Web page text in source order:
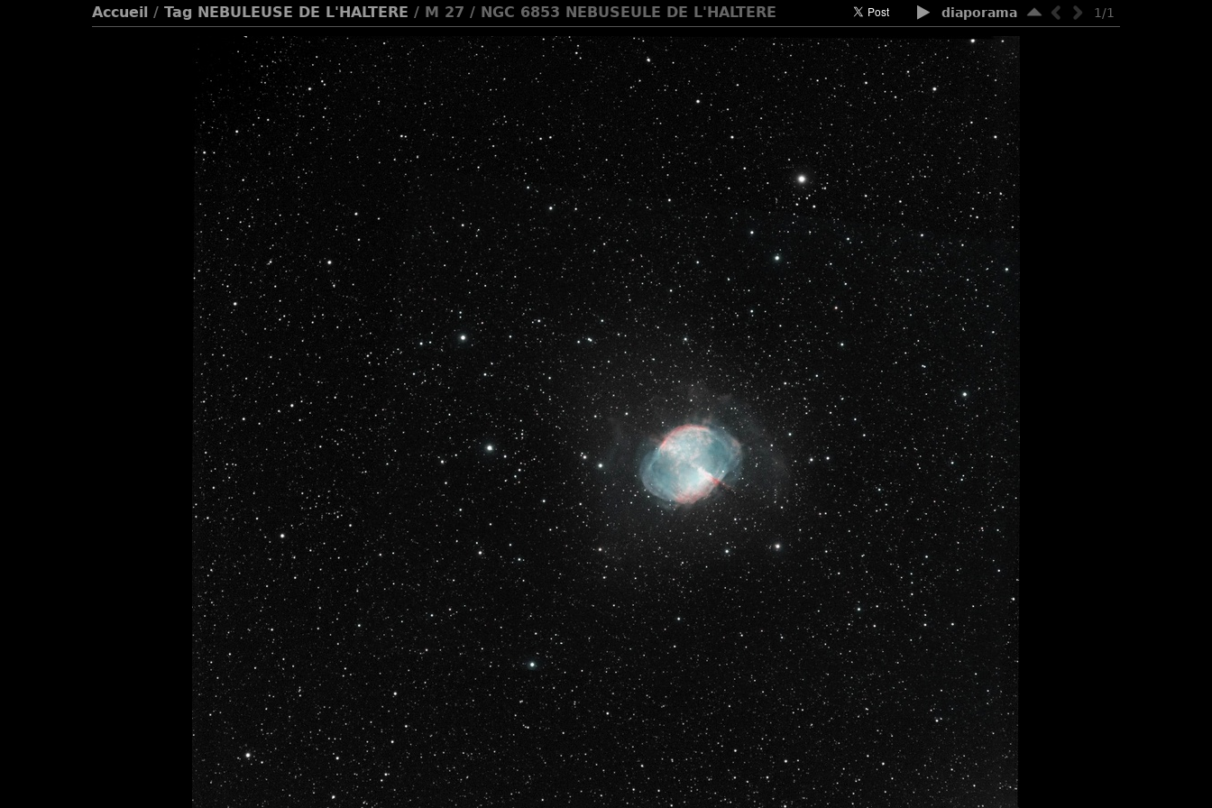
1/1
diaporama
Accueil / Tag NEBULEUSE DE L'HALTERE / M 27 / NGC 6853 NEBUSEULE DE L'HALTERE